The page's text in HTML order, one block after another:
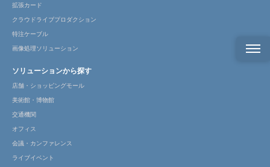
拡張カード
クラウドライブプロダクション
特注ケーブル
画像処理ソリューション
ソリューションから探す
店舗・ショッピングモール
美術館・博物館
交通機関
オフィス
会議・カンファレンス
ライブイベント